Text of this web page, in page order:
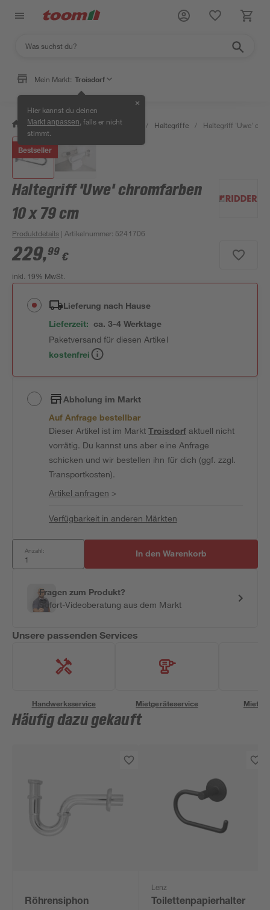
Mein Markt: Troisdorf
Hier kannst du deinen
Markt anpassen , falls er nicht
stimmt.
✕
/ Bad & Sanitär / Badsicherheit / Haltegriffe / Haltegriff 'Uwe'
Bestseller
Haltegriff 'Uwe' chromfarben
10 x 79 cm
Produktdetails | Artikelnummer: 5241706
229,99 €
inkl. 19% MwSt.
Lieferung nach Hause
Lieferzeit: ca. 3-4 Werktage
Paketversand für diesen Artikel
kostenfrei
Abholung im Markt
Auf Anfrage bestellbar
Dieser Artikel ist im MarktTroisdorfaktuell nicht
vorrätig. Du kannst uns aber eine Anfrage
schicken und wir bestellen ihn für dich (ggf. zzgl.
Transportkosten).
Artikel anfragen >
Verfügbarkeit in anderen Märkten
Anzahl: In den Warenkorb
Fragen zum Produkt?
Sofort-Videoberatung aus dem Markt
Unsere passenden Services
Handwerksservice Mietgeräteservice
Häufig dazu gekauft
Röhrensiphon
Lenz
Toilettenpapierhalter